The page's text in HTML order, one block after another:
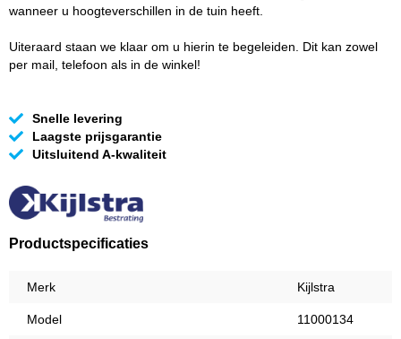
wanneer u hoogteverschillen in de tuin heeft.
Uiteraard staan we klaar om u hierin te begeleiden. Dit kan zowel
per mail, telefoon als in de winkel!
Snelle levering
Laagste prijsgarantie
Uitsluitend A-kwaliteit
Productspecificaties
Merk Kijlstra
Model 11000134